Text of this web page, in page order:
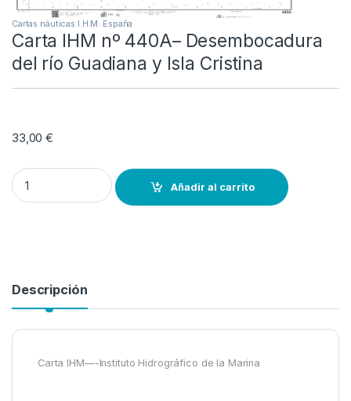
Cartas náuticas I.H.M. España
Carta IHM nº 440A– Desembocadura
del río Guadiana y Isla Cristina
33,00€
Carta IHM nº 440A-- Desembocadura del río Guadiana y Isla
Añadir al carrito
Descripción
Carta IHM—-Instituto Hidrográfico de la Marina